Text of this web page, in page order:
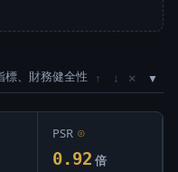
、財務健全性 ↑ ↓ ×
PSR ⊙
0.92 倍